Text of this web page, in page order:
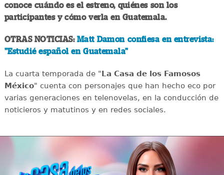
conoce cuándo es el estreno, quiénes son los
participantes y cómo verla en Guatemala.
OTRAS NOTICIAS: Matt Damon confiesa en entrevista:
"Estudié español en Guatemala"
La cuarta temporada de "La Casa de los Famosos
México" cuenta con personajes que han hecho eco por
varias generaciones en telenovelas, en la conducción de
noticieros y matutinos y en redes sociales.